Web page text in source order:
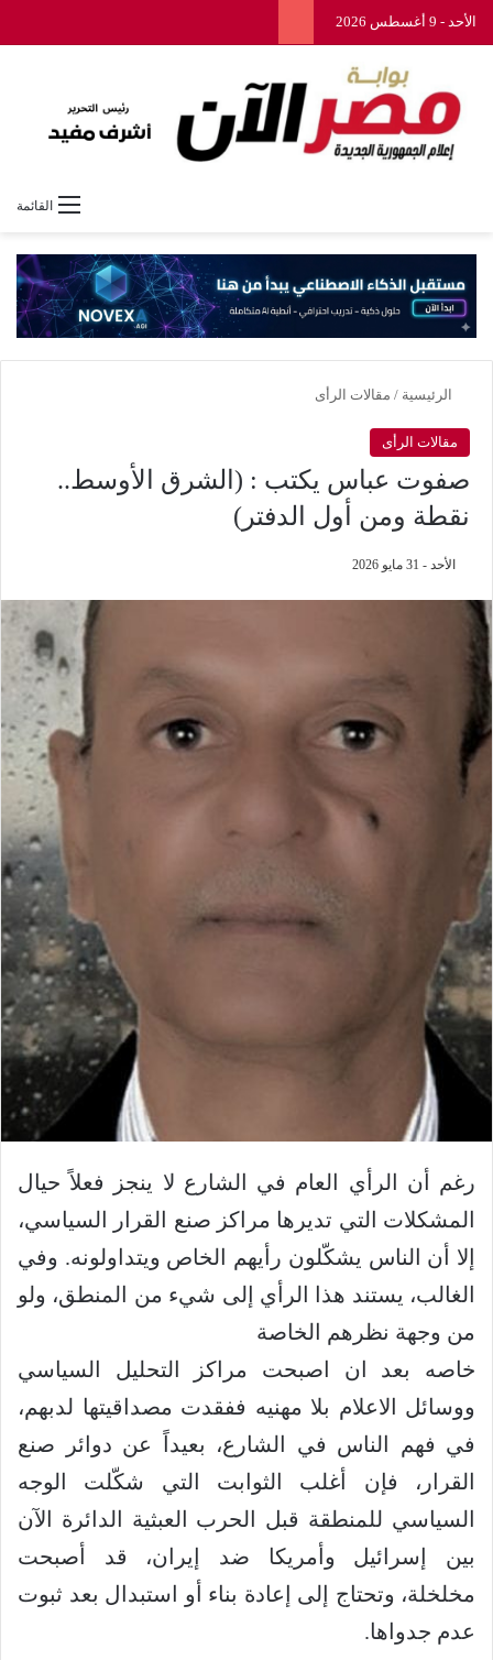
الأحد - 9 أغسطس 2026
القائمة
الرئيسية / مقالات الرأى
مقالات الرأى
‏صفوت عباس يكتب : ‏‏(الشرق الأوسط..
نقطة ومن أول الدفتر)
الأحد - 31 مايو 2026
‏رغم أن الرأي العام في الشارع لا ينجز فعلاً حيال
المشكلات التي تديرها مراكز صنع القرار السياسي،
إلا أن الناس يشكّلون رأيهم الخاص ويتداولونه. وفي
الغالب، يستند هذا الرأي إلى شيء من المنطق، ولو
من وجهة نظرهم الخاصة
‏خاصه بعد ان اصبحت مراكز التحليل السياسي
ووسائل الاعلام بلا مهنيه ففقدت مصداقيتها لدبهم،
في فهم الناس في الشارع، بعيداً عن دوائر صنع
القرار، فإن أغلب الثوابت التي شكّلت الوجه
السياسي للمنطقة قبل الحرب العبثية الدائرة الآن
بين إسرائيل وأمريكا ضد إيران، قد أصبحت
مخلخلة، وتحتاج إلى إعادة بناء أو استبدال بعد ثبوت
عدم جدواها.